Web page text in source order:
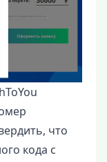
что
кода с